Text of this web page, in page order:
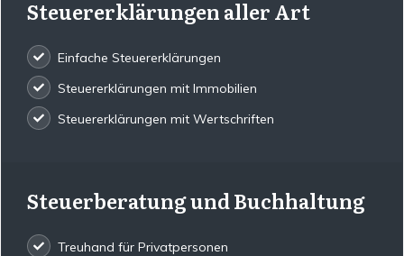
Steuererklärungen aller Art
Einfache Steuererklärungen
Steuererklärungen mit Immobilien
Steuererklärungen mit Wertschriften
Steuerberatung und Buchhaltung
Treuhand für Privatpersonen